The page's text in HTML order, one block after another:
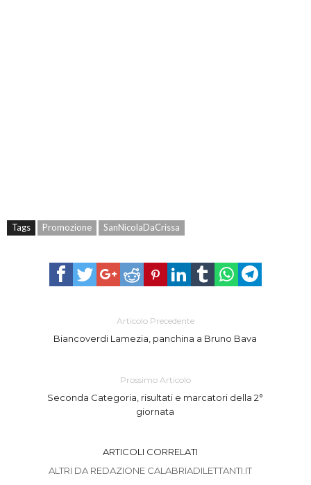
Tags Promozione SanNicolaDaCrissa
Articolo Precedente
Biancoverdi Lamezia, panchina a Bruno Bava
Prossimo Articolo
Seconda Categoria, risultati e marcatori della 2°
giornata
ARTICOLI CORRELATI
ALTRI DA REDAZIONE CALABRIADILETTANTI.IT